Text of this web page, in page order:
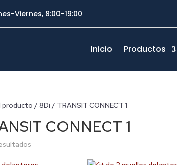
Viernes, 8:00-19:00
Inicio Productos
/ 8Di / TRANSIT CONNECT 1
CONNECT 1